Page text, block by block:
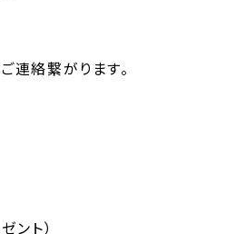
連絡繋がります。
ト）